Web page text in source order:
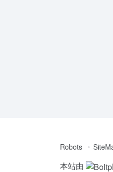
Robots
本站由